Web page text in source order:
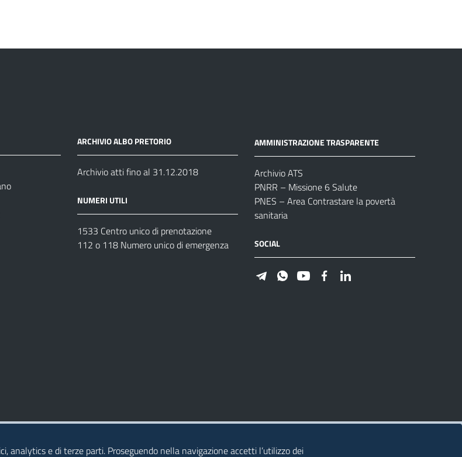
ARCHIVIO ALBO PRETORIO
Archivio atti fino al 31.12.2018
NUMERI UTILI
1533 Centro unico di prenotazione
112 o 118 Numero unico di emergenza
AMMINISTRAZIONE TRASPARENTE
Archivio ATS
PNRR – Missione 6 Salute
PNES – Area Contrastare la povertà
sanitaria
SOCIAL
analytics e di terze parti. Proseguendo nella navigazione accetti l’utilizzo dei